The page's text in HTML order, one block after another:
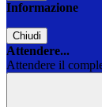
Informazione
Chiudi
Attendere...
Attendere il